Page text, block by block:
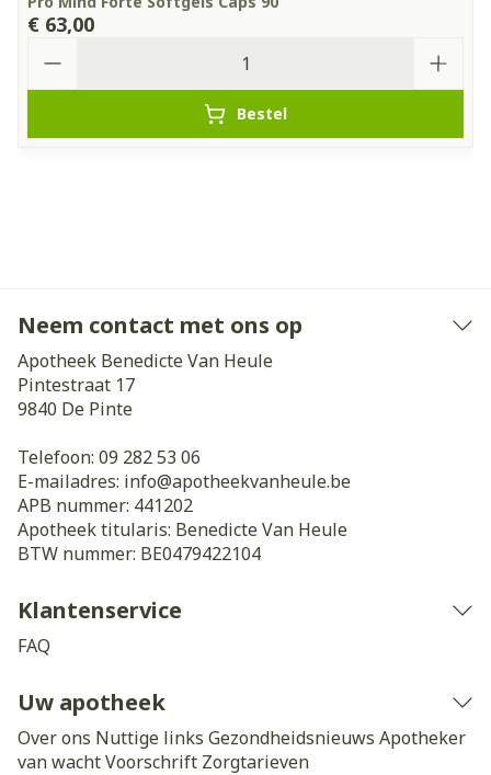
€ 63,00
Bestel
Neem contact met ons op
Apotheek Benedicte Van Heule
Pintestraat 17
9840 De Pinte
Telefoon: 09 282 53 06
E-mailadres: info@apotheekvanheule.be
APB nummer: 441202
Apotheek titularis: Benedicte Van Heule
BTW nummer: BE0479422104
Klantenservice
FAQ
Uw apotheek
Over ons Nuttige links Gezondheidsnieuws Apotheker
van wachtVoorschrift Zorgtarieven